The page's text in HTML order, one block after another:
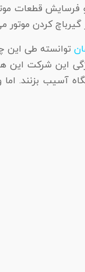
کردن موتور
توانسته طی این
این شرکت